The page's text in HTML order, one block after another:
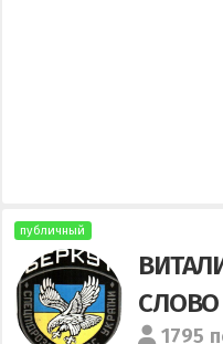
публичный
СЛОВО
1795